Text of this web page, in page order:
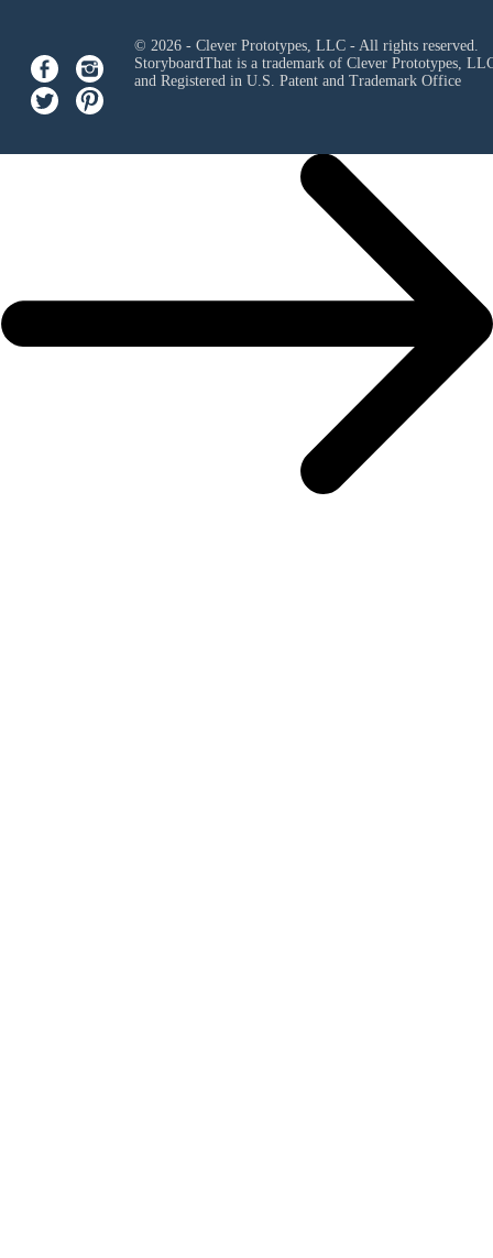
© 2026 - Clever Prototypes, LLC - All rights reserved.
StoryboardThat is a trademark of Clever Prototypes,
and Registered in U.S. Patent and Trademark Office